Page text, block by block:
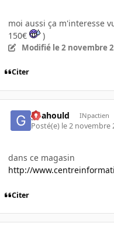
moi aussi ça m'interesse
150€
)
Modifié le 2 novembre
Citer
goahould INpactien
Posté(e) le 2 novembre
dans ce magasin
http://
Citer